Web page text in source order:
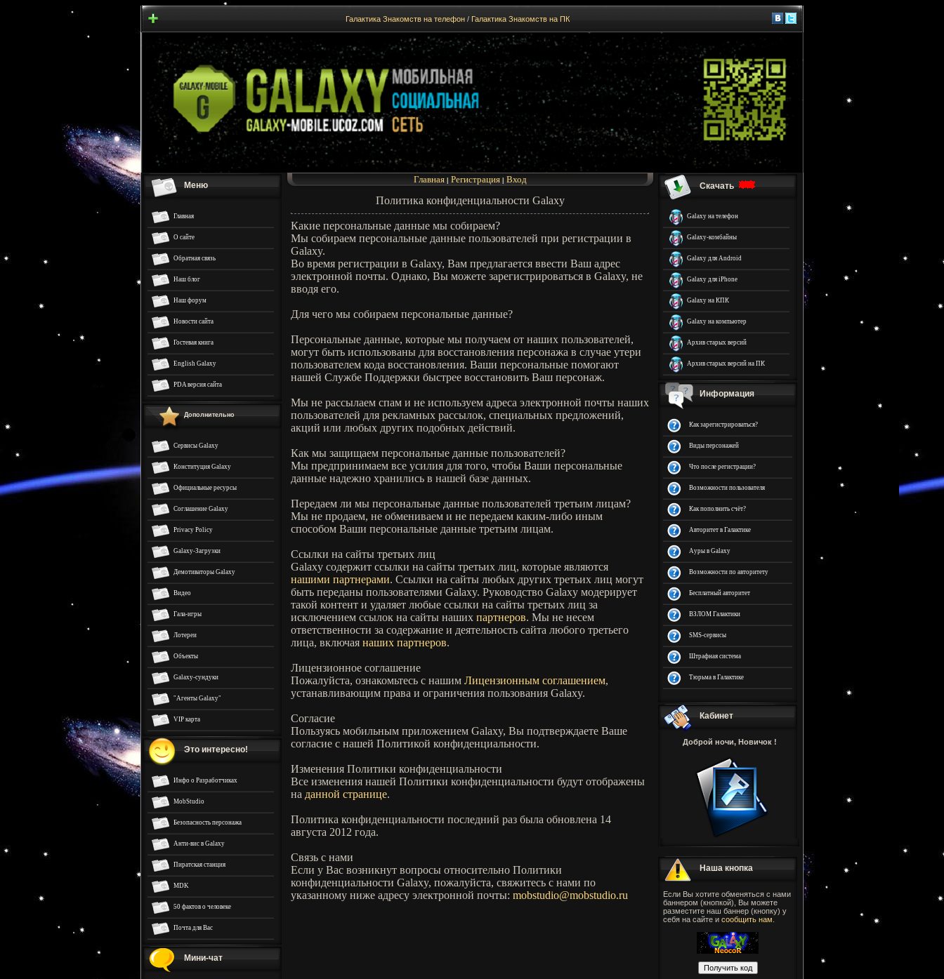
Галактика Знакомств на телефон/ Галактика Знакомств на ПК
Меню
Главная
О сайте
Обратная связь
Наш блог
Наш форум
Новости сайта
Гостевая книга
English Galaxy
PDA версия сайта
Дополнительно
Сервисы Galaxy
Конституция Galaxy
Официальные ресурсы
Соглашение Galaxy
Privacy Policy
Galaxy-Загрузки
Демотиваторы Galaxy
Видео
Гала-игры
Лотереи
Объекты
Galaxy-сундуки
"Агенты Galaxy"
VIP карта
Это интересно!
Инфо о Разработчиках
MobStudio
Безопасность персонажа
Анти-вис в Galaxy
Пиратская станция
MDK
50 фактов о человеке
Почта для Вас
Мини-чат
Главная Регистрация Вход
Политика конфиденциальности Galaxy
Какие персональные данные мы собираем?
Мы собираем персональные данные пользователей при регистрации в
Galaxy.
Во время регистрации в Galaxy, Вам предлагается ввести Ваш адрес
электронной почты. Однако, Вы можете зарегистрироваться в Galaxy, не
вводя его.
Для чего мы собираем персональные данные?
Персональные данные, которые мы получаем от наших пользователей,
могут быть использованы для восстановления персонажа в случае утери
пользователем кода восстановления. Ваши персональные помогают
нашей Службе Поддержки быстрее восстановить Ваш персонаж.
Мы не рассылаем спам и не используем адреса электронной почты наших
пользователей для рекламных рассылок, специальных предложений,
акций или любых других подобных действий.
Как мы защищаем персональные данные пользователей?
Мы предпринимаем все усилия для того, чтобы Ваши персональные
данные надежно хранились в нашей базе данных.
Передаем ли мы персональные данные пользователей третьим лицам?
Мы не продаем, не обмениваем и не передаем каким-либо иным
способом Ваши персональные данные третьим лицам.
Ссылки на сайты третьих лиц
Galaxy содержит ссылки на сайты третьих лиц, которые являются
нашими партнерами. Ссылки на сайты любых других третьих лиц могут
быть переданы пользователями Galaxy. Руководство Galaxy модерирует
такой контент и удаляет любые ссылки на сайты третьих лиц за
исключением ссылок на сайты наших партнеров. Мы не несем
ответственности за содержание и деятельность сайта любого третьего
лица, включая наших партнеров.
Лицензионное соглашение
Пожалуйста, ознакомьтесь с нашим Лицензионным соглашением,
устанавливающим права и ограничения пользования Galaxy.
Согласие
Пользуясь мобильным приложением Galaxy, Вы подтверждаете Ваше
согласие с нашей Политикой конфиденциальности.
Изменения Политики конфиденциальности
Все изменения нашей Политики конфиденциальности будут отображены
на данной странице.
Политика конфиденциальности последний раз была обновлена 14
августа 2012 года.
Связь с нами
Если у Вас возникнут вопросы относительно Политики
конфиденциальности Galaxy, пожалуйста, свяжитесь с нами по
указанному ниже адресу электронной почты: mobstudio@mobstudio.ru
Скачать
Galaxy на телефон
Galaxy-комбайны
Galaxy для Android
Galaxy для iPhone
Galaxy на КПК
Galaxy на компьютер
Архив старых версий
Архив старых версий на ПК
Информация
Как зарегистрироваться?
Виды персонажей
Что после регистрации?
Возможности пользователя
Как пополнить счёт?
Авторитет в Галактике
Ауры в Galaxy
Возможности по авторитету
Бесплатный авторитет
ВЗЛОМ Галактики
SMS-сервисы
Штрафная система
Тюрьма в Галактике
Кабинет
Доброй ночи, Новичок !
Наша кнопка
Если Вы хотите обменяться с нами
баннером (кнопкой), Вы можете
разместите наш баннер (кнопку) у
себя на сайте и сообщить нам